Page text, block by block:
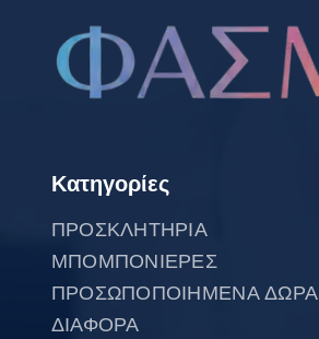
Κατηγορίες
ΠΡΟΣΚΛΗΤΗΡΙΑ
ΜΠΟΜΠΟΝΙΕΡΕΣ
ΠΡΟΣΩΠΟΠΟΙΗΜΕΝΑ ΔΩΡΑ
ΔΙΑΦΟΡΑ